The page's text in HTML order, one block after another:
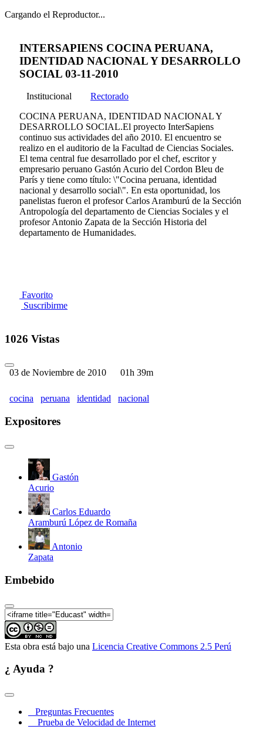
Cargando el Reproductor...
INTERSAPIENS COCINA PERUANA,
IDENTIDAD NACIONAL Y DESARROLLO
SOCIAL 03-11-2010
Institucional
Rectorado
COCINA PERUANA, IDENTIDAD NACIONAL Y
DESARROLLO SOCIAL.El proyecto InterSapiens
continuo sus actividades del año 2010. El encuentro se
realizo en el auditorio de la Facultad de Ciencias Sociales.
El tema central fue desarrollado por el chef, escritor y
empresario peruano Gastón Acurio del Cordon Bleu de
París y tiene como título: \"Cocina peruana, identidad
nacional y desarrollo social\". En esta oportunidad, los
panelistas fueron el profesor Carlos Aramburú de la Sección
Antropología del departamento de Ciencias Sociales y el
profesor Antonio Zapata de la Sección Historia del
departamento de Humanidades.
Favorito
Suscribirme
1026 Vistas
03 de Noviembre de 2010 01h 39m
cocina peruana identidad nacional
Expositores
Gastón
Acurio
Carlos Eduardo
Aramburú López de Romaña
Antonio
Zapata
Embebido
Esta obra está bajo una Licencia Creative Commons 2.5 Perú
¿ Ayuda ?
Preguntas Frecuentes
Prueba de Velocidad de Internet